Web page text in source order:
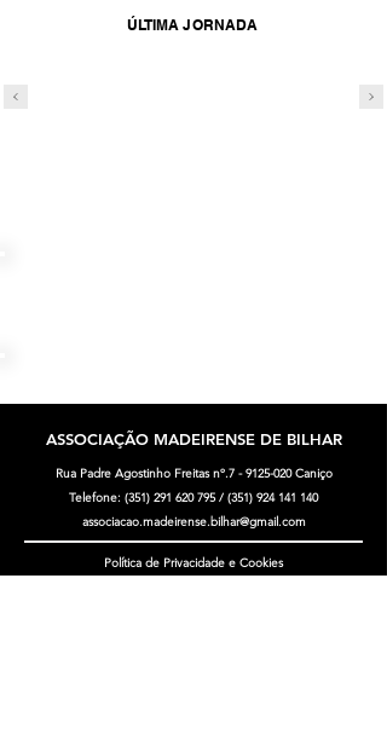
ÚLTIMA JORNADA
ASSOCIAÇÃO MADEIRENSE DE BILHAR
Rua Padre Agostinho Freitas nº.7 -9125-020Caniço
Telefone: (351) 291 620 795/ (351) 924 141 140
associacao.madeirense.bilhar@gmail.com
Política de Privacidade e Cookies